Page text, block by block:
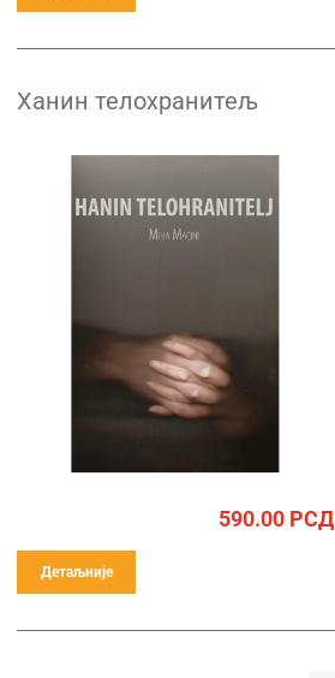
Ханин телохранитељ
590.00РСД
Детаљније